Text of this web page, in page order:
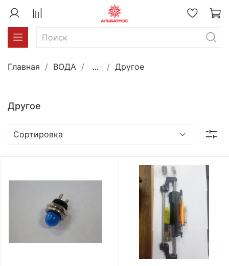
Главная ВОДА ... Другое
Другое